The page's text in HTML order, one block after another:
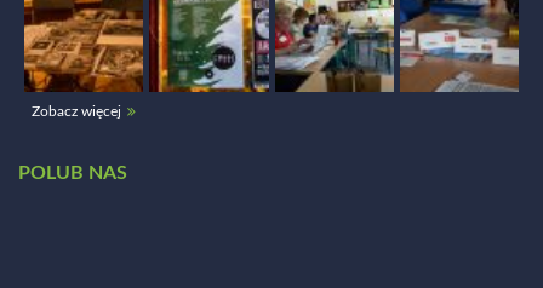
Zobacz więcej
POLUB NAS